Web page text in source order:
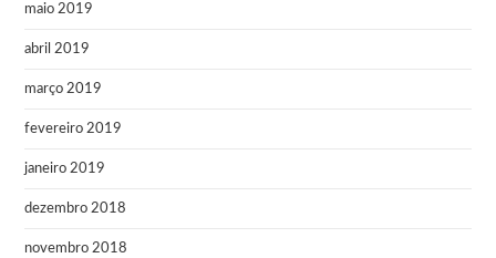
maio 2019
abril 2019
março 2019
fevereiro 2019
janeiro 2019
dezembro 2018
novembro 2018